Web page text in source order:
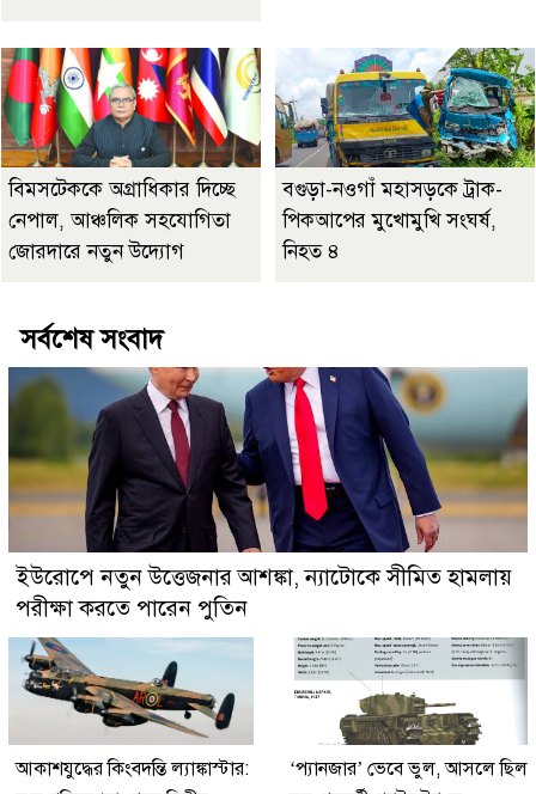
বিমসটেককে অগ্রাধিকার দিচ্ছে
নেপাল, আঞ্চলিক সহযোগিতা
জোরদারে নতুন উদ্যোগ
বগুড়া-নওগাঁ মহাসড়কে ট্রাক-
পিকআপের মুখোমুখি সংঘর্ষ,
নিহত ৪
সর্বশেষ সংবাদ
ইউরোপে নতুন উত্তেজনার আশঙ্কা, ন্যাটোকে সীমিত হামলায়
পরীক্ষা করতে পারেন পুতিন
আকাশযুদ্ধের কিংবদন্তি ল্যাঙ্কাস্টার:
‘প্যানজার’ ভেবে ভুল, আসলে ছিল